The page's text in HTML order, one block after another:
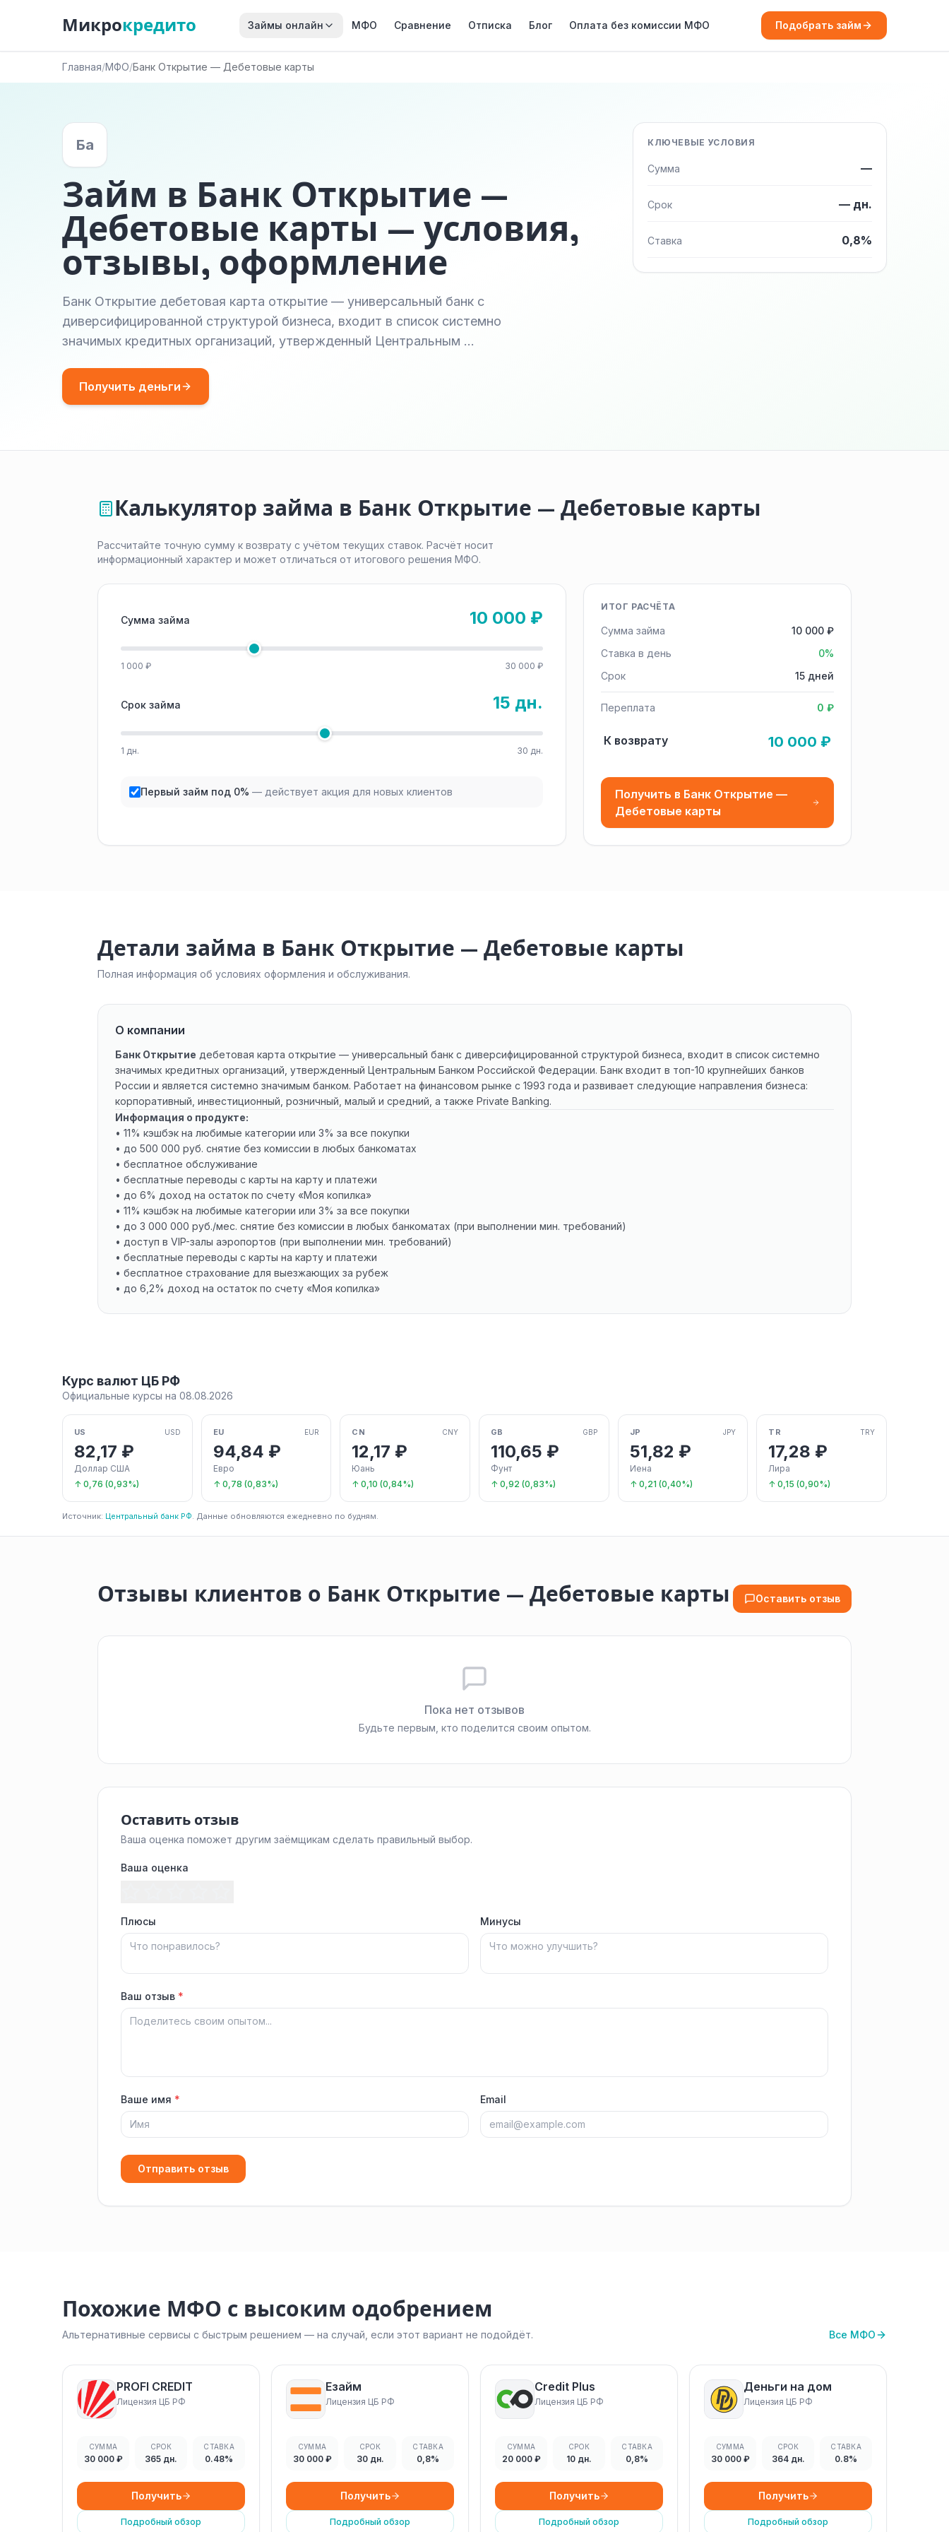
Микрокредито Займы онлайн МФО Сравнение Отписка Блог Оплата без комиссии МФО Подобрать займ
Главная/МФО/Банк Открытие — Дебетовые карты
Ба
Займ в Банк Открытие —
Дебетовые карты — условия,
отзывы, оформление
Банк Открытие дебетовая карта открытие — универсальный банк с
диверсифицированной структурой бизнеса, входит в список системно
значимых кредитных организаций, утвержденный Центральным …
Получить деньги
КЛЮЧЕВЫЕ УСЛОВИЯ
Сумма —
Срок — дн.
Ставка 0,8%
Калькулятор займа в Банк Открытие — Дебетовые карты
Рассчитайте точную сумму к возврату с учётом текущих ставок. Расчёт носит
информационный характер и может отличаться от итогового решения МФО.
Сумма займа 10 000 ₽
1 000 ₽ 30 000 ₽
Срок займа 15 дн.
1 дн. 30 дн.
Первый займ под 0% — действует акция для новых клиентов
ИТОГ РАСЧЁТА
Сумма займа
10 000 ₽
Ставка в день
0%
Срок
15 дней
Переплата 0 ₽
К возврату 10 000 ₽
Получить в Банк Открытие —
Дебетовые карты
Детали займа в Банк Открытие — Дебетовые карты
Полная информация об условиях оформления и обслуживания.
О компании
Банк Открытие дебетовая карта открытие — универсальный банк с диверсифицированной структурой бизнеса, входит в список системно
значимых кредитных организаций, утвержденный Центральным Банком Российской Федерации. Банк входит в топ-10 крупнейших банков
России и является системно значимым банком. Работает на финансовом рынке с 1993 года и развивает следующие направления бизнеса:
корпоративный, инвестиционный, розничный, малый и средний, а также Private Banking.
Информация о продукте:
• 11% кэшбэк на любимые категории или 3% за все покупки
• до 500 000 руб. снятие без комиссии в любых банкоматах
• бесплатное обслуживание
• бесплатные переводы с карты на карту и платежи
• до 6% доход на остаток по счету «Моя копилка»
• 11% кэшбэк на любимые категории или 3% за все покупки
• до 3 000 000 руб./мес. снятие без комиссии в любых банкоматах (при выполнении мин. требований)
• доступ в VIP-залы аэропортов (при выполнении мин. требований)
• бесплатные переводы с карты на карту и платежи
• бесплатное страхование для выезжающих за рубеж
• до 6,2% доход на остаток по счету «Моя копилка»
Курс валют ЦБ РФ
Официальные курсы на 08.08.2026
US USD
82,17 ₽
Доллар США
↑ 0,76 (0,93%)
EU EUR
94,84 ₽
Евро
↑ 0,78 (0,83%)
CN CNY
12,17 ₽
Юань
↑ 0,10 (0,84%)
GB GBP
110,65 ₽
Фунт
↑ 0,92 (0,83%)
JP JPY
51,82 ₽
Иена
↑ 0,21 (0,40%)
TR TRY
17,28 ₽
Лира
↑ 0,15 (0,90%)
Источник: Центральный банк РФ. Данные обновляются ежедневно по будням.
Отзывы клиентов о Банк Открытие — Дебетовые карты Оставить отзыв
Пока нет отзывов
Будьте первым, кто поделится своим опытом.
Оставить отзыв
Ваша оценка поможет другим заёмщикам сделать правильный выбор.
Ваша оценка
Плюсы Минусы
Ваш отзыв *
Ваше имя * Email
Отправить отзыв
Похожие МФО с высоким одобрением
Альтернативные сервисы с быстрым решением — на случай, если этот вариант не подойдёт. Все МФО
PROFI CREDIT
Лицензия ЦБ РФ
СУММА
30 000 ₽
СРОК
365 дн.
СТАВКА
0.48%
Получить
Подробный обзор
Езайм
Лицензия ЦБ РФ
СУММА
30 000 ₽
СРОК
30 дн.
СТАВКА
0,8%
Получить
Подробный обзор
Credit Plus
Лицензия ЦБ РФ
СУММА
20 000 ₽
СРОК
10 дн.
СТАВКА
0,8%
Получить
Подробный обзор
Деньги на дом
Лицензия ЦБ РФ
СУММА
30 000 ₽
СРОК
364 дн.
СТАВКА
0.8%
Получить
Подробный обзор